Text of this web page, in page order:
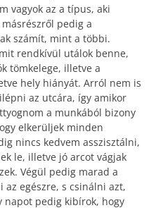
vagyok az a típus, aki
pedig a
számít, mint a többi.
rendkívül utálok benne,
tömkelege, illetve a
hely hiányát. Arról nem is
az utcára, így amikor
a munkából bizony
elkerüljek minden
nincs kedvem asszisztálni,
le, illetve jó arcot vágjak
Végül pedig marad a
az egészre, s csinálni azt,
napot pedig kibírok, hogy